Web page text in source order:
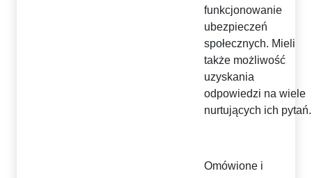
funkcjonowanie
ubezpieczeń
społecznych. Mieli
także możliwość
uzyskania
odpowiedzi na wiele
nurtujących ich pytań.
Omówione i